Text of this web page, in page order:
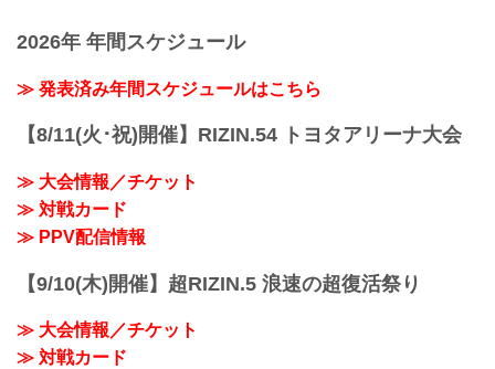
2026年 年間スケジュール
≫ 発表済み年間スケジュールはこちら
【8/11(火･祝)開催】RIZIN.54 トヨタアリーナ大会
≫ 大会情報／チケット
≫ 対戦カード
≫ PPV配信情報
【9/10(木)開催】超RIZIN.5 浪速の超復活祭り
≫ 大会情報／チケット
≫ 対戦カード